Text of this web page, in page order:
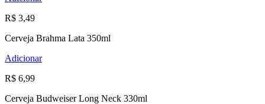
R$ 3,49
Cerveja Brahma Lata 350ml
Adicionar
R$ 6,99
Cerveja Budweiser Long Neck 330ml